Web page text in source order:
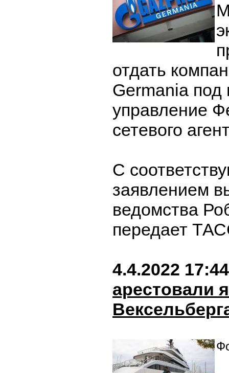
отдать
Germania под
управление
сетевого
С
заявлением
ведомства
передает
4.4.2022 17:44
арестовали